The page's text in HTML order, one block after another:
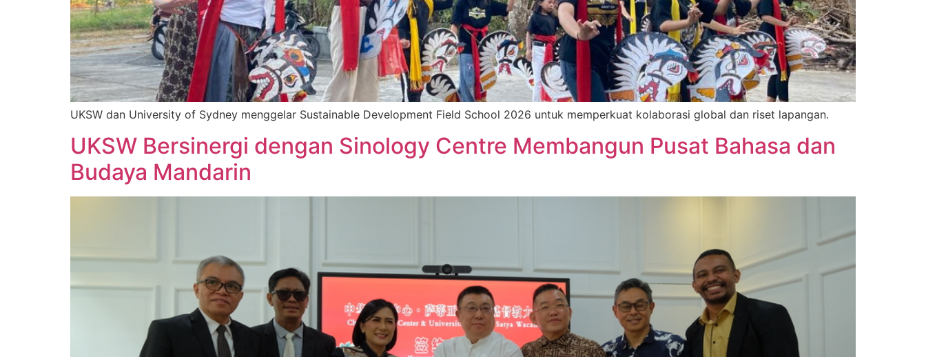
UKSW dan University of Sydney menggelar Sustainable Development Field School 2026 untuk memperkuat kolaborasi global dan riset lapangan.
UKSW Bersinergi dengan Sinology Centre Membangun Pusat Bahasa dan
Budaya Mandarin